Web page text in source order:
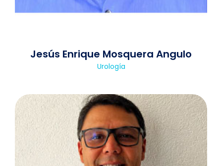
Jesús Enrique Mosquera Angulo
Urología